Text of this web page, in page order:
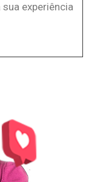
experiência